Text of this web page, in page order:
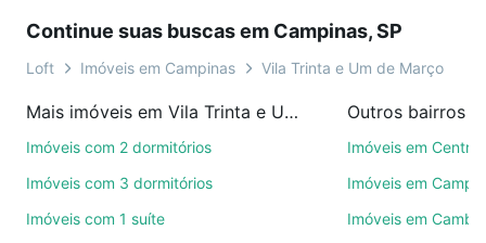
conquistar seu sonho. Agende uma visita presencial
ou por videochamada, é grátis, sem compromisso e
imobiliárias te ajudando na compra, venda ou troca
de imóveis.
Como escolher um imóvel?
Use barra de busca no topo para pesquisar por
Continue suas buscas em Campinas, SP
Loft Imóveis em Campinas Vila Trinta e Um de Março
Mais imóveis em Vila Trinta e Um de Março
Imóveis com 2 dormitórios
Imóveis com 3 dormitórios
Imóveis com 1 suíte
Outros bairros
Imóveis em Centro
Imóveis em
Imóveis em Cambuí